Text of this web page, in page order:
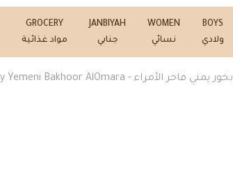
GROCERY
مواد غذائية
JANBIYAH
جنابي
WOMEN
نسائي
BOYS
ولادي
Luxury Yemeni Bakhoor AlOmara - بخور يمني فاخر الأمراء